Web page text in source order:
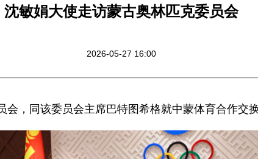
沈敏娟大使走访蒙古奥林匹克委员会
2026-05-27 16:00
，同该委员会主席巴特图希格就中蒙体育合作交